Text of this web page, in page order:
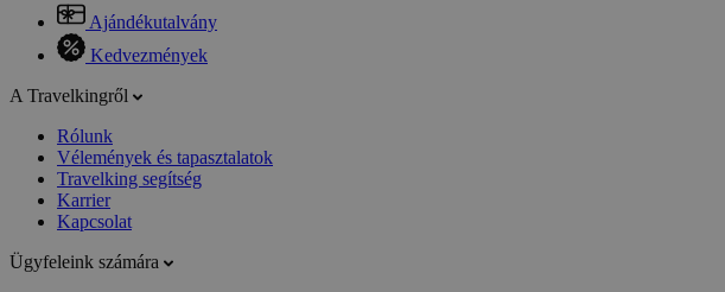
Ajándékutalvány
Kedvezmények
A Travelkingről
Rólunk
Vélemények és tapasztalatok
Travelking segítség
Karrier
Kapcsolat
Ügyfeleink számára